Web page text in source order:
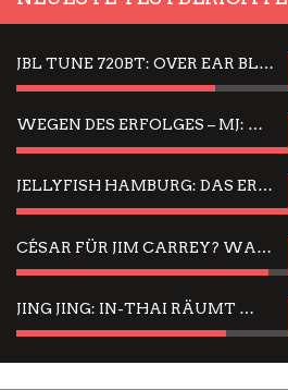
JBL TUNE 720BT: OVER EAR BLUETOOTH KOPFHÖRER UM DIE 50,-€ IM DAUER-TEST
WEGEN DES ERFOLGES – MJ: MICHAEL JACKSON MUSICAL IN EINER MATINEE SEHEN
JELLYFISH HAMBURG: DAS ERFOLGREICHE SOMMER-MENÜ 2025 IN GEFÜHLEN UND BILDERN
CÉSAR FÜR JIM CARREY? WARUM DAS EINER DER NERVIGSTEN ACTORS IST UND BLEIBT
JING JING: IN-THAI RÄUMT WIEDER TITEL AB – EIN ZWEI-STUNDEN-ERLEBNISBERICHT